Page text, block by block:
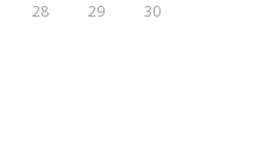
28 29 30